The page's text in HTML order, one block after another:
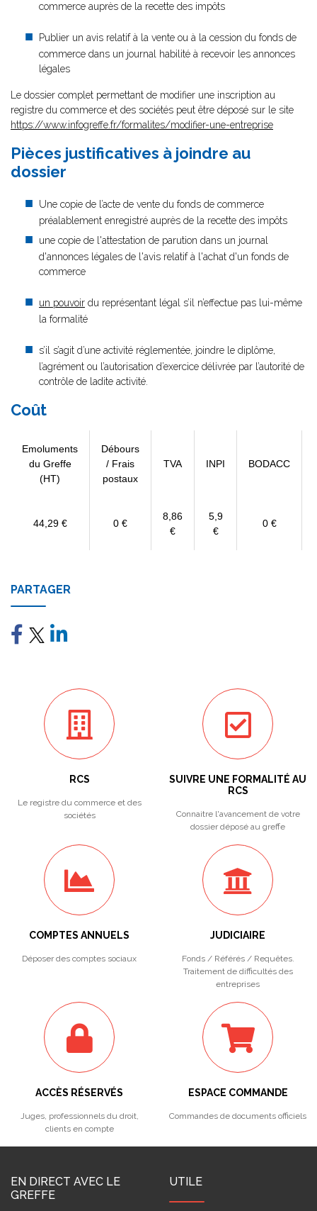
commerce auprès de la recette des impôts
Publier un avis relatif à la vente ou à la cession du fonds de
commerce dans un journal habilité à recevoir les annonces
légales
Le dossier complet permettant de modifier une inscription au
registre du commerce et des sociétés peut être déposé sur le site
https://www.infogreffe.fr/formalites/modifier-une-entreprise
Pièces justificatives à joindre au
dossier
Une copie de l’acte de vente du fonds de commerce
préalablement enregistré auprès de la recette des impôts
une copie de l'attestation de parution dans un journal
d'annonces légales de l'avis relatif à l'achat d'un fonds de
commerce
un pouvoir du représentant légal s’il n’effectue pas lui-même
la formalité
s’il s’agit d’une activité réglementée, joindre le diplôme,
l’agrément ou l’autorisation d’exercice délivrée par l’autorité de
contrôle de ladite activité.
Coût
Emoluments
du Greffe
(HT)
Débours
/ Frais
postaux
TVA INPI BODACC
44,29 € 0 €
8,86
€
5,9
€
0 €
PARTAGER
RCS
Le registre du commerce et des
sociétés
SUIVRE UNE FORMALITÉ AU
RCS
Connaitre l'avancement de votre
dossier déposé au greffe
COMPTES ANNUELS
Déposer des comptes sociaux
JUDICIAIRE
Fonds / Référés / Requêtes.
Traitement de difficultés des
entreprises
ACCÈS RÉSERVÉS
Juges, professionnels du droit,
clients en compte
ESPACE COMMANDE
Commandes de documents officiels
EN DIRECT AVEC LE
GREFFE
UTILE